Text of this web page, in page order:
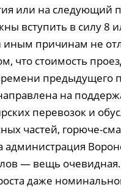
или на следующий
вступить в силу 8
иным причинам не
что стоимость
предыдущего
на
перевозок и
частей, горюче-
администрация
— вещь
даже